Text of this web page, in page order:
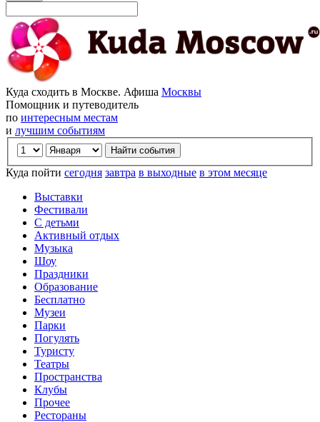
Куда сходить в Москве. Афиша Москвы
Помощник и путеводитель
по интересным местам
и лучшим событиям
Куда пойти сегодня завтра в выходные в этом месяце
Выставки
Фестивали
С детьми
Активный отдых
Музыка
Шоу
Праздники
Образование
Бесплатно
Музеи
Парки
Погулять
Туристу
Театры
Пространства
Клубы
Прочее
Рестораны